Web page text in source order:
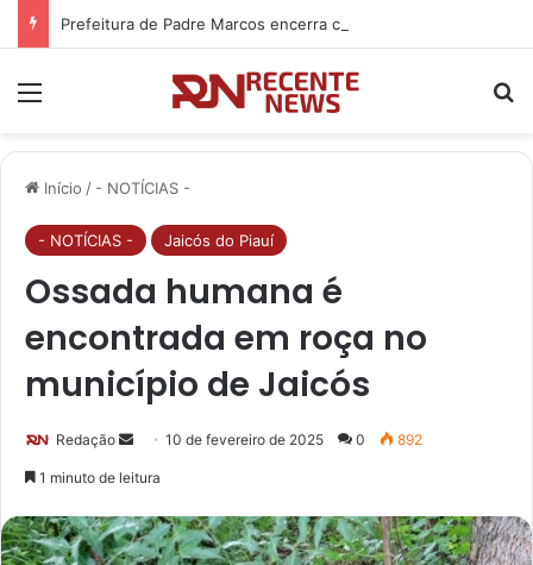
Início / - NOTÍCIAS -
- NOTÍCIAS - Jaicós do Piauí
Ossada humana é
encontrada em roça no
município de Jaicós
Redação
d
e
10 de fevereiro de 2025 0 892
1 minuto de leitura